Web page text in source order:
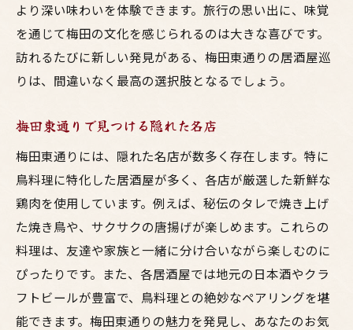
より深い味わいを体験できます。旅行の思い出に、味覚
を通じて梅田の文化を感じられるのは大きな喜びです。
訪れるたびに新しい発見がある、梅田東通りの居酒屋巡
りは、間違いなく最高の選択肢となるでしょう。
梅田東通りで見つける隠れた名店
梅田東通りには、隠れた名店が数多く存在します。特に
鳥料理に特化した居酒屋が多く、各店が厳選した新鮮な
鶏肉を使用しています。例えば、秘伝のタレで焼き上げ
た焼き鳥や、サクサクの唐揚げが楽しめます。これらの
料理は、友達や家族と一緒に分け合いながら楽しむのに
ぴったりです。また、各居酒屋では地元の日本酒やクラ
フトビールが豊富で、鳥料理との絶妙なペアリングを堪
能できます。梅田東通りの魅力を発見し、あなたのお気